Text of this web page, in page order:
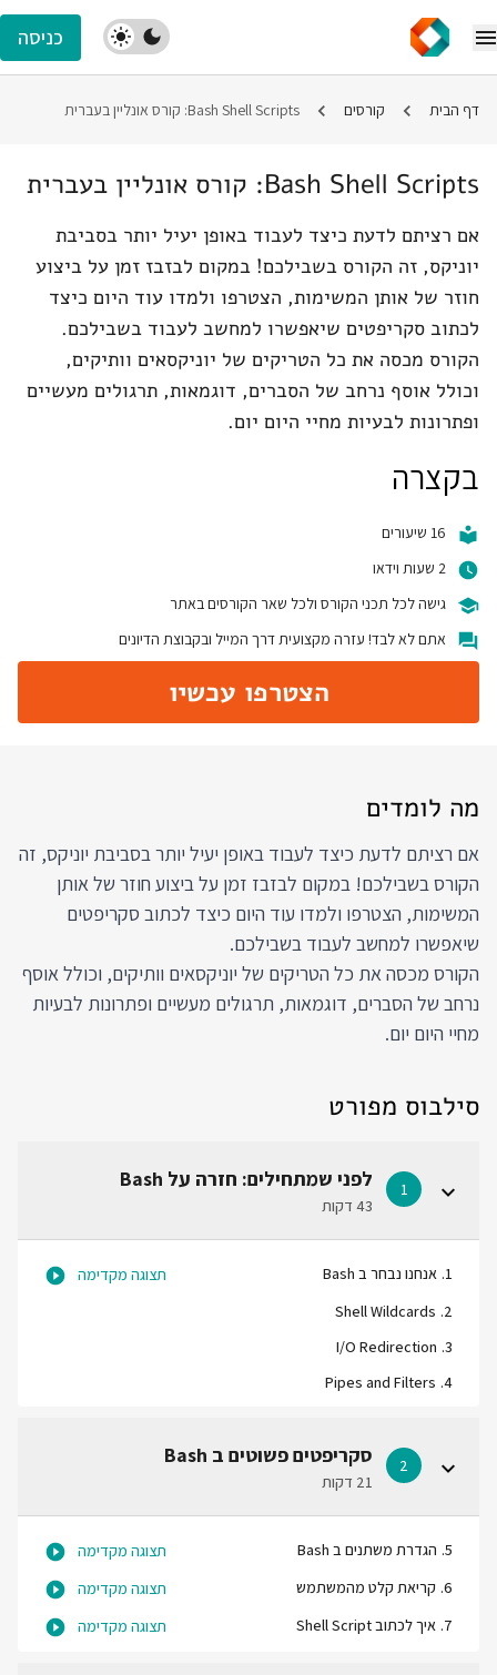
כניסה
דף הבית קורסים Bash Shell Scripts: קורס אונליין בעברית
מה לומדים
אם רציתם לדעת כיצד לעבוד באופן יעיל יותר בסביבת יוניקס, זה
הקורס בשבילכם! במקום לבזבז זמן על ביצוע חוזר של אותן
המשימות, הצטרפו ולמדו עוד היום כיצד לכתוב סקריפטים
שיאפשרו למחשב לעבוד בשבילכם.
הקורס מכסה את כל הטריקים של יוניקסאים וותיקים, וכולל אוסף
נרחב של הסברים, דוגמאות, תרגולים מעשיים ופתרונות לבעיות
מחיי היום יום.
סילבוס מפורט
1 לפני שמתחילים: חזרה על Bash
43 דקות
1
. אנחנו נבחר ב Bash
תצוגה מקדימה
2
.
Shell Wildcards
3
.
I/O Redirection
4
.
Pipes and Filters
2 סקריפטים פשוטים ב Bash
21 דקות
5
. הגדרת משתנים ב Bash
תצוגה מקדימה
6
. קריאת קלט מהמשתמש
תצוגה מקדימה
7
. איך לכתוב Shell Script תצוגה מקדימה
Bash Shell Scripts: קורס אונליין בעברית
אם רציתם לדעת כיצד לעבוד באופן יעיל יותר בסביבת
יוניקס, זה הקורס בשבילכם! במקום לבזבז זמן על ביצוע
חוזר של אותן המשימות, הצטרפו ולמדו עוד היום כיצד
לכתוב סקריפטים שיאפשרו למחשב לעבוד בשבילכם.
הקורס מכסה את כל הטריקים של יוניקסאים וותיקים,
וכולל אוסף נרחב של הסברים, דוגמאות, תרגולים מעשיים
ופתרונות לבעיות מחיי היום יום.
בקצרה
16 שיעורים
2 שעות וידאו
גישה לכל תכני הקורס ולכל שאר הקורסים באתר
אתם לא לבד! עזרה מקצועית דרך המייל ובקבוצת הדיונים
הצטרפו עכשיו